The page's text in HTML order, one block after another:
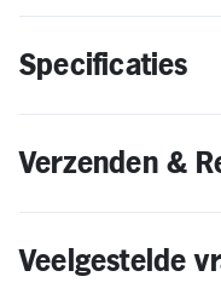
Specificaties
Verzenden &
Veelgestelde